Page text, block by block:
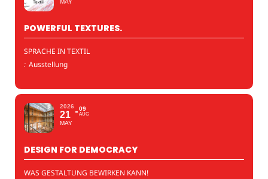
MAY
POWERFUL TEXTURES.
SPRACHE IN TEXTIL
: Ausstellung
2026
21
MAY
09
AUG
DESIGN FOR DEMOCRACY
WAS GESTALTUNG BEWIRKEN KANN!